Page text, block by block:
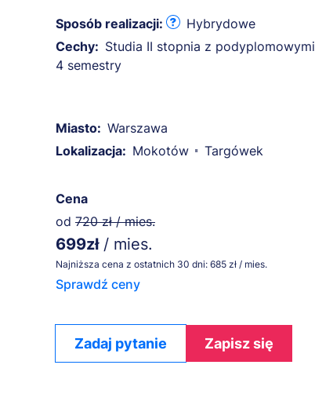
Sposób realizacji:
Hybrydowe
Cechy: Studia II stopnia z podyplomowymi
4 semestry
Miasto: Warszawa
Lokalizacja: Mokotów Targówek
Cena
od 720 zł / mies.
699zł / mies.
Najniższa cena z ostatnich 30 dni: 685 zł / mies.
Sprawdź ceny
Zadaj pytanie Zapisz się